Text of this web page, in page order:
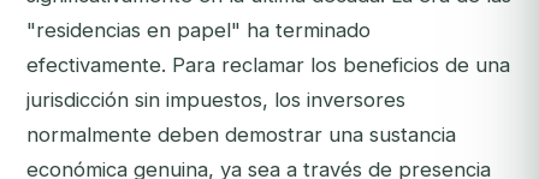
"residencias en papel" ha terminado
efectivamente. Para reclamar los beneficios de una
jurisdicción sin impuestos, los inversores
normalmente deben demostrar una sustancia
económica genuina, ya sea a través de presencia